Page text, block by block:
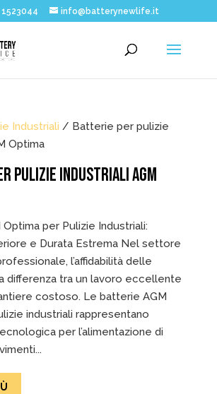
1523044 info@batterynewlife.it
Industriali / Batterie per pulizie
Optima
PULIZIE INDUSTRIALI AGM
per Pulizie Industriali:
e Durata Estrema Nel settore
l’affidabilità delle
differenza tra un lavoro eccellente
costoso. Le batterie AGM
industriali rappresentano
per l’alimentazione di